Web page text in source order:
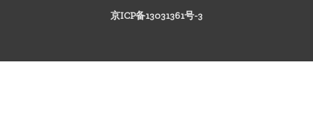
京ICP备13031361号-3